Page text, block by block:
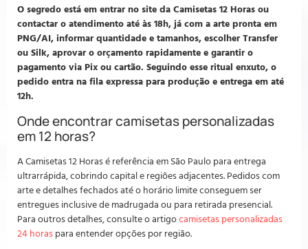
O segredo está em entrar no site da Camisetas 12 Horas ou
contactar o atendimento até às 18h, já com a arte pronta em
PNG/AI, informar quantidade e tamanhos, escolher Transfer
ou Silk, aprovar o orçamento rapidamente e garantir o
pagamento via Pix ou cartão. Seguindo esse ritual enxuto, o
pedido entra na fila expressa para produção e entrega em até
12h.
Onde encontrar camisetas personalizadas
em 12 horas?
A Camisetas 12 Horas é referência em São Paulo para entrega
ultrarrápida, cobrindo capital e regiões adjacentes. Pedidos com
arte e detalhes fechados até o horário limite conseguem ser
entregues inclusive de madrugada ou para retirada presencial.
Para outros detalhes, consulte o artigocamisetas personalizadas
24 horas para entender opções por região.